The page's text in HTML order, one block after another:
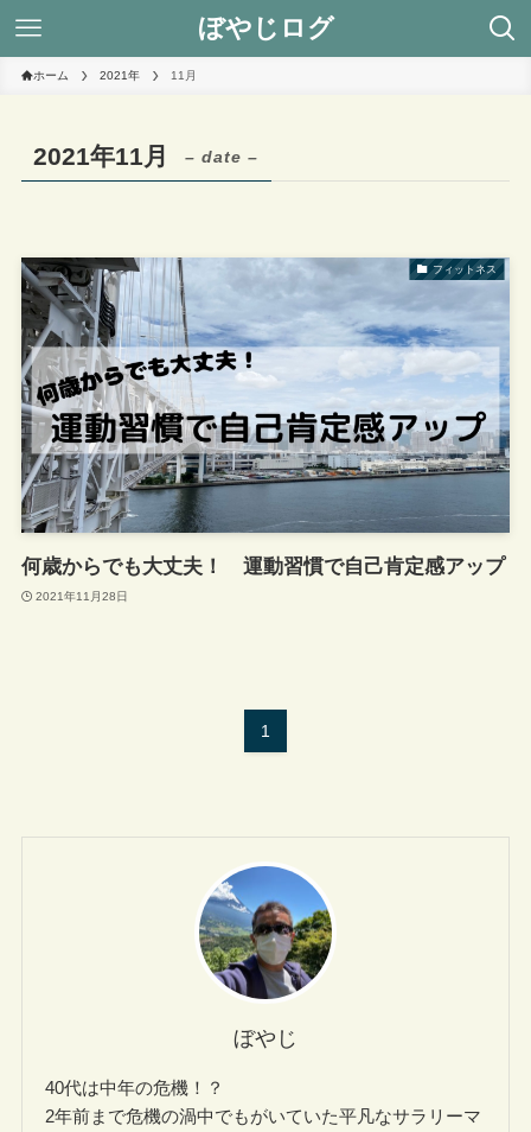
ぼやじログ
ホーム 2021年 11月
2021年11月 – date –
フィットネス
何歳からでも大丈夫！ 運動習慣で自己肯定感アップ
2021年11月28日
1
ぼやじ
40代は中年の危機！？
2年前まで危機の渦中でもがいていた平凡なサラリーマ